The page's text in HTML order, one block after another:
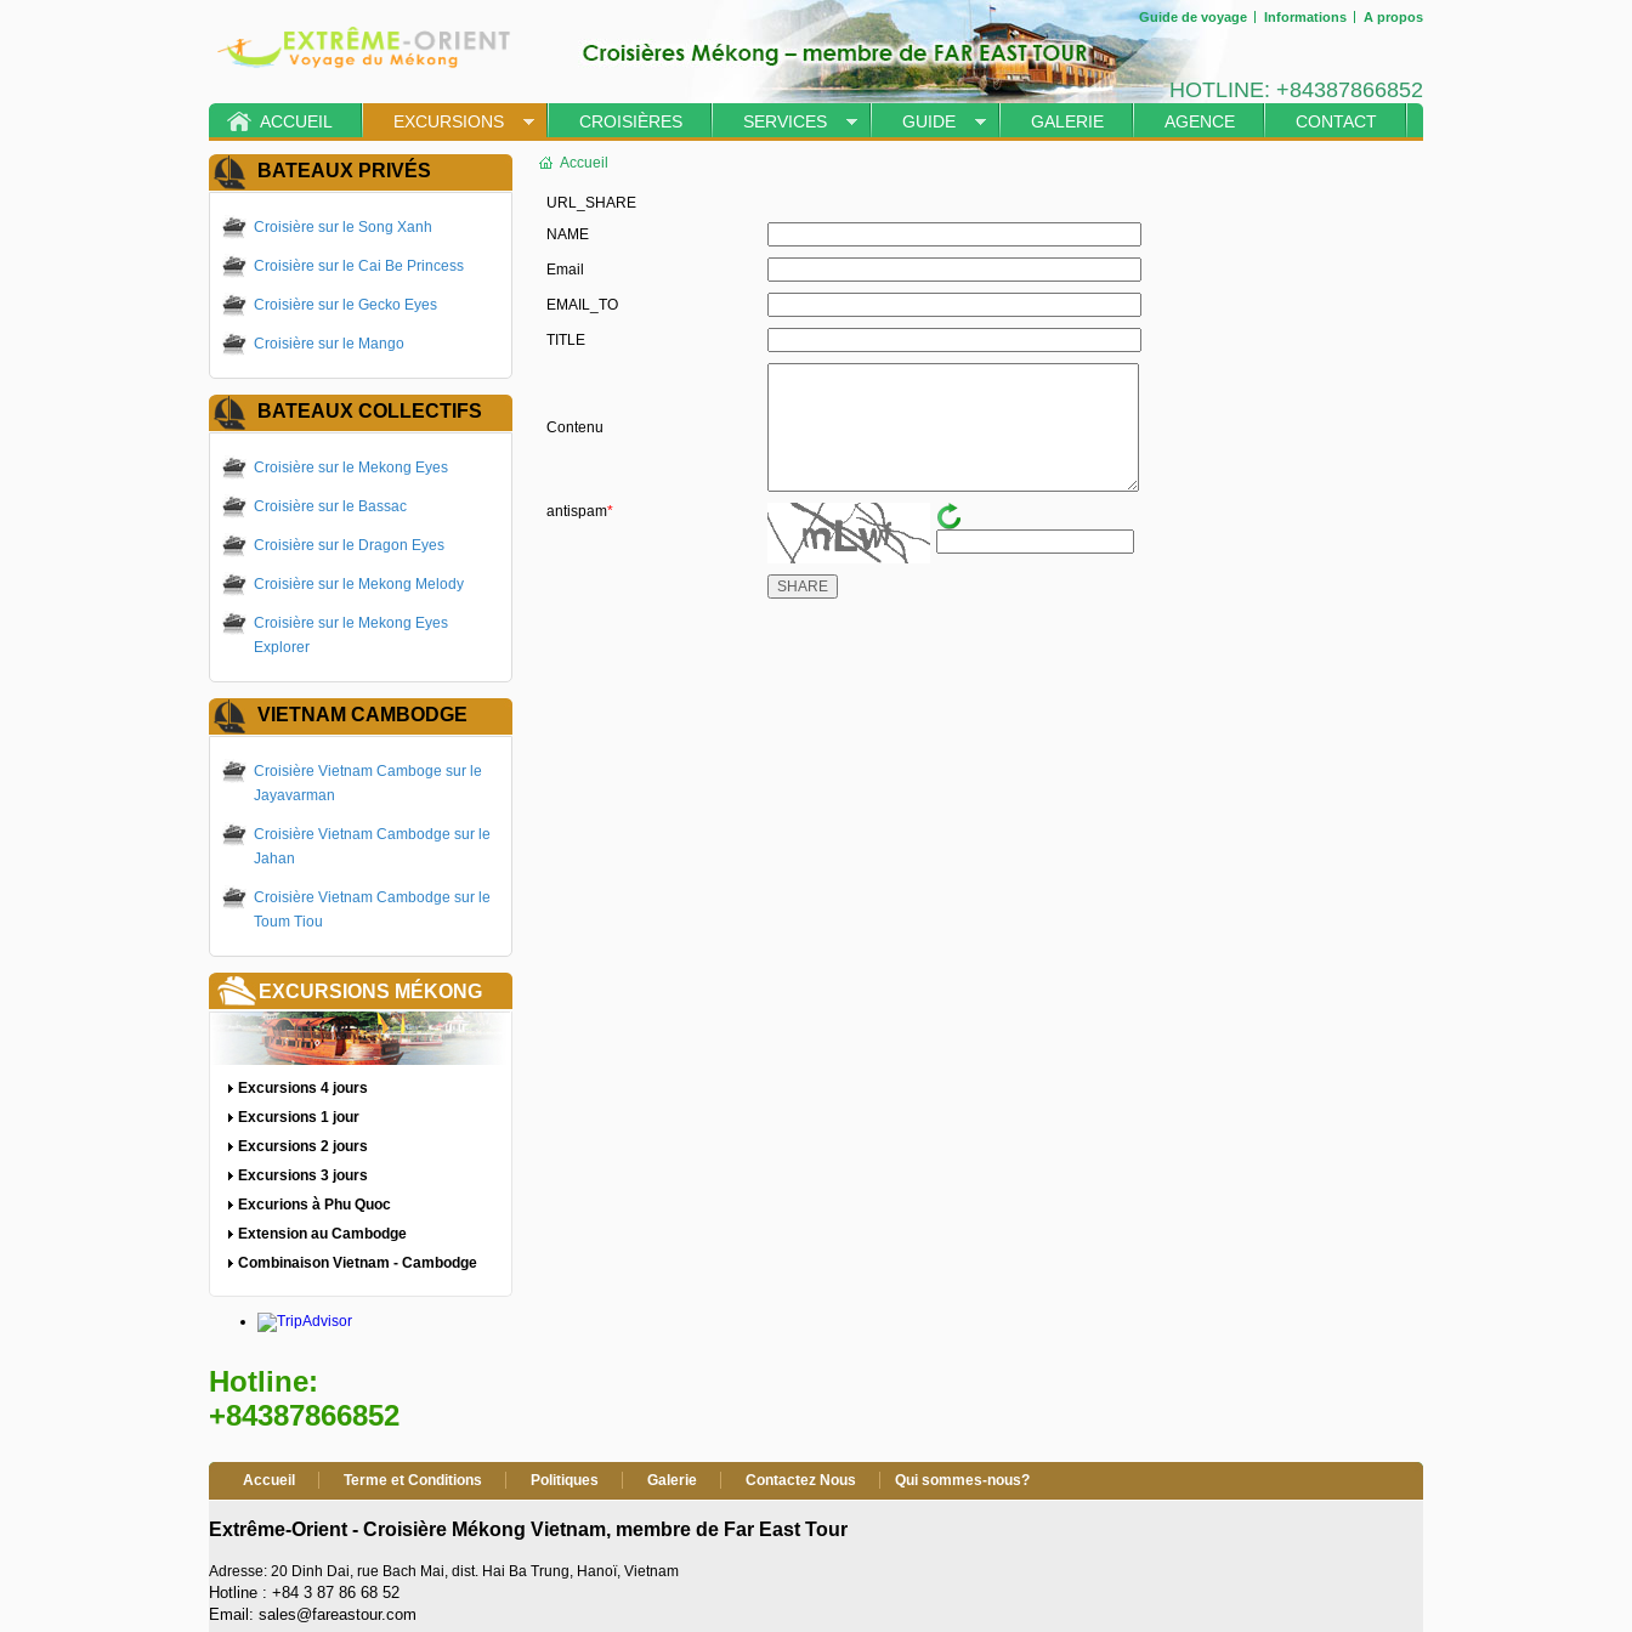
Guide de voyage Informations A propos
HOTLINE: +84387866852
ACCUEIL EXCURSIONS CROISIÈRES SERVICES GUIDE GALERIE AGENCE CONTACT
BATEAUX PRIVÉS
Croisière sur le Song Xanh
Croisière sur le Cai Be Princess
Croisière sur le Gecko Eyes
Croisière sur le Mango
BATEAUX COLLECTIFS
Croisière sur le Mekong Eyes
Croisière sur le Bassac
Croisière sur le Dragon Eyes
Croisière sur le Mekong Melody
Croisière sur le Mekong Eyes
Explorer
VIETNAM CAMBODGE
Croisière Vietnam Camboge sur le
Jayavarman
Croisière Vietnam Cambodge sur le
Jahan
Croisière Vietnam Cambodge sur le
Toum Tiou
EXCURSIONS MÉKONG
Excursions 4 jours
Excursions 1 jour
Excursions 2 jours
Excursions 3 jours
Excurions à Phu Quoc
Extension au Cambodge
Combinaison Vietnam - Cambodge
Hotline:
+84387866852
Accueil
URL_SHARE
NAME
Email
EMAIL_TO
TITLE
Contenu
antispam*
Accueil Terme et Conditions Politiques Galerie Contactez Nous Qui sommes-nous?
Extrême-Orient - Croisière Mékong Vietnam, membre de Far East Tour
Adresse: 20 Dinh Dai, rue Bach Mai, dist. Hai Ba Trung, Hanoï, Vietnam
Hotline : +84 3 87 86 68 52
Email: sales@fareastour.com